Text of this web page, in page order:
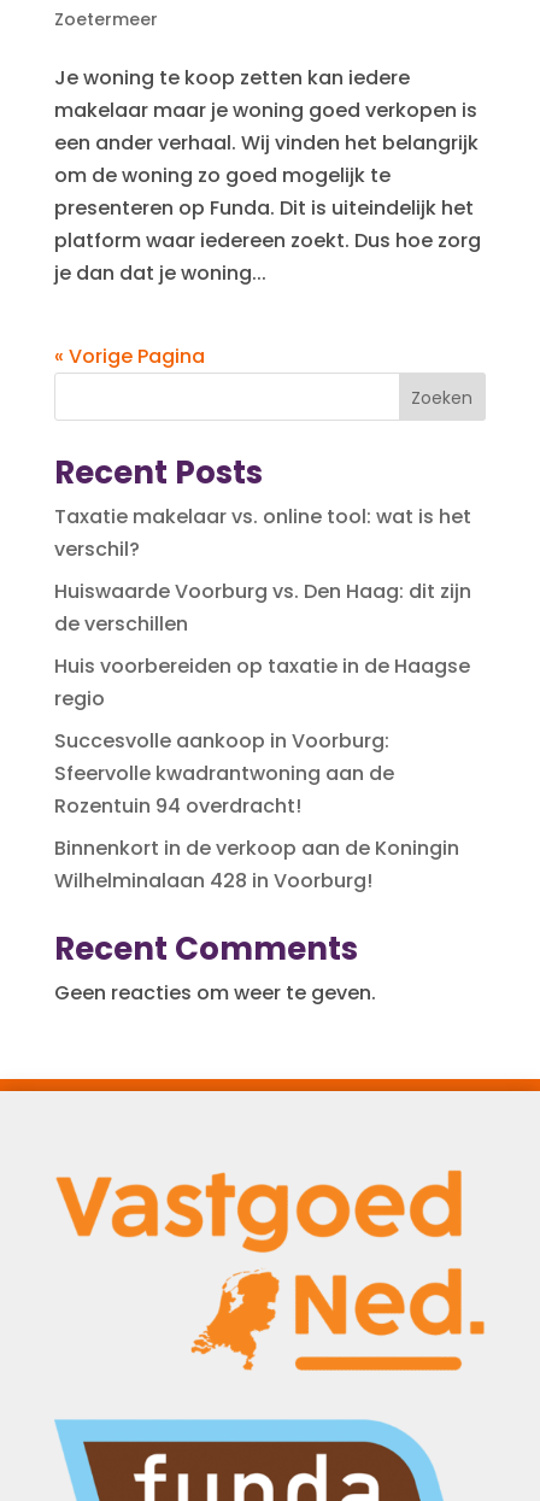
Zoetermeer
Je woning te koop zetten kan iedere
makelaar maar je woning goed verkopen is
een ander verhaal. Wij vinden het belangrijk
om de woning zo goed mogelijk te
presenteren op Funda. Dit is uiteindelijk het
platform waar iedereen zoekt. Dus hoe zorg
je dan dat je woning...
« Vorige Pagina
Zoeken
Recent Posts
Taxatie makelaar vs. online tool: wat is het
verschil?
Huiswaarde Voorburg vs. Den Haag: dit zijn
de verschillen
Huis voorbereiden op taxatie in de Haagse
regio
Succesvolle aankoop in Voorburg:
Sfeervolle kwadrantwoning aan de
Rozentuin 94 overdracht!
Binnenkort in de verkoop aan de Koningin
Wilhelminalaan 428 in Voorburg!
Recent Comments
Geen reacties om weer te geven.